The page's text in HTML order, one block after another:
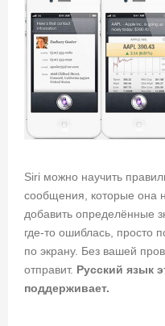
Siri можно научить
сообщения, которые она
добавить определённые
где-то ошиблась, просто
по экрану. Без вашей
отправит. Русский язык
поддерживает.